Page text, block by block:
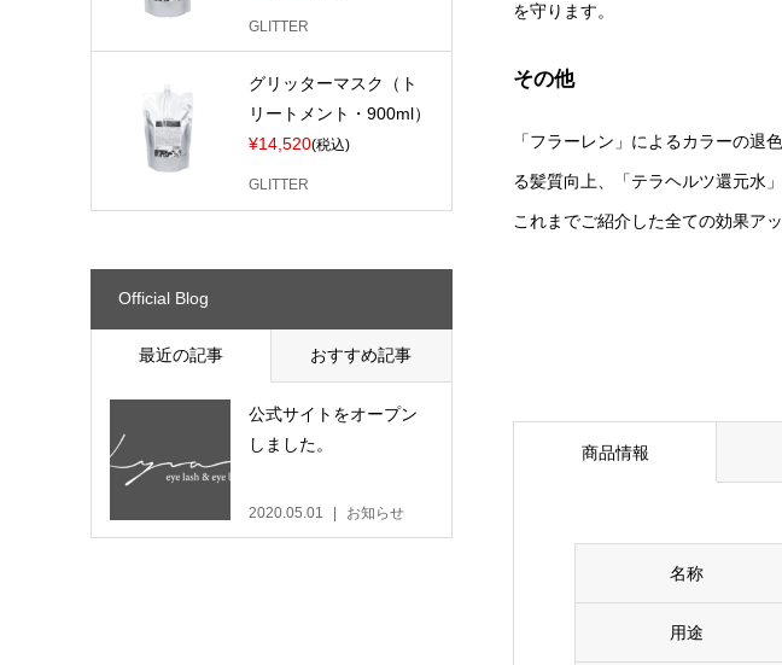
を守ります。
その他
「フラーレン」によるカラーの退
る髪質向上、「テラヘルツ還元水
これまでご紹介した全ての効果ア
商品情報
名称
用途
GLITTER
グリッターマスク（ト
リートメント・900ml）
¥14,520(税込)
GLITTER
Official Blog
最近の記事 おすすめ記事
公式サイトをオープン
しました。
2020.05.01 お知らせ